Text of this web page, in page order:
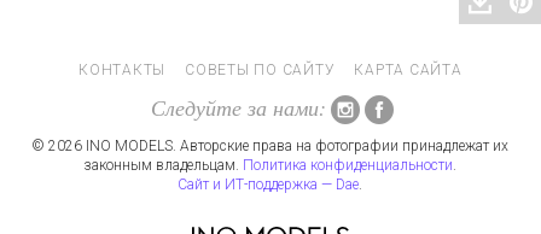
КОНТАКТЫ СОВЕТЫ ПО САЙТУ КАРТА САЙТА
Следуйте за нами:
© 2026 INO MODELS. Авторские права на фотографии принадлежат их
законным владельцам. Политика конфиденциальности.
Сайт и ИТ-поддержка — Dae.